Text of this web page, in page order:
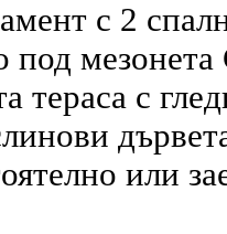
с 2
под
тераса с
или